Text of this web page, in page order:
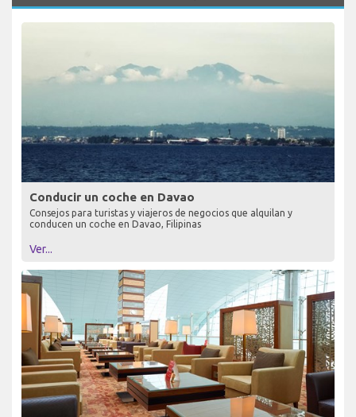
Conducir un coche en Davao
Consejos para turistas y viajeros de negocios que alquilan y
conducen un coche en Davao, Filipinas
Ver...